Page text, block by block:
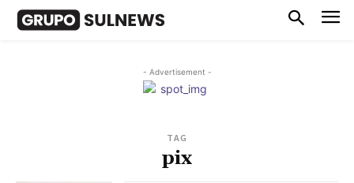
- Advertisement -
TAG
pix